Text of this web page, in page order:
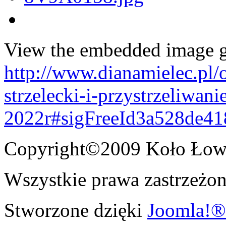
View the embedded image
http://www.dianamielec.pl/
strzelecki-i-
Copyright©2009 Koło
Wszystkie prawa
Stworzone dzięki Joomla!®